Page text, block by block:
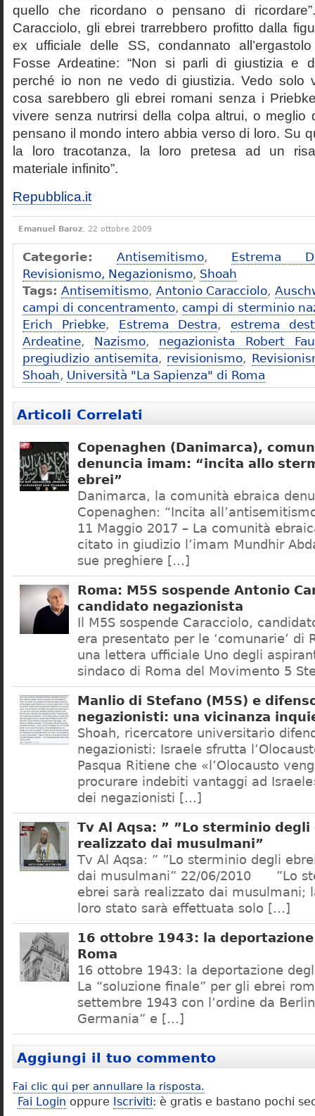
quello che ricordano o pensano di
Caracciolo, gli ebrei trarrebbero profitto dalla
ex ufficiale delle SS, condannato
Fosse Ardeatine: “Non si parli di giustizia e
perché io non ne vedo di giustizia. Vedo solo
cosa sarebbero gli ebrei romani senza i
vivere senza nutrirsi della colpa altrui, o meglio
pensano il mondo intero abbia verso di loro. Su
la loro tracotanza, la loro pretesa ad un
materiale infinito”.
Repubblica.it
Emanuel Baroz, 22 ottobre 2009
Categorie: Antisemitismo, Estrema
Revisionismo, Negazionismo, Shoah
Tags: Antisemitismo, Antonio Caracciolo,
campi di concentramento, campi di sterminio
Erich Priebke, Estrema Destra, estrema
Ardeatine, Nazismo, negazionista Robert
pregiudizio antisemita, revisionismo,
Shoah, Università "La Sapienza" di Roma
Articoli Correlati
Copenaghen (Danimarca),
denuncia imam: “incita allo
ebrei”
Danimarca, la comunità ebraica
Copenaghen: “Incita
11 Maggio 2017 – La comunità
citato in giudizio l’imam Mundhir
sue preghiere […]
Roma: M5S sospende Antonio
candidato negazionista
Il M5S sospende Caracciolo,
era presentato per le ‘comunarie’ di
una lettera ufficiale Uno degli
sindaco di Roma del Movimento 5
Manlio di Stefano (M5S) e
negazionisti: una vicinanza
Shoah, ricercatore universitario
negazionisti: Israele sfrutta
Pasqua Ritiene che «l’Olocausto
procurare indebiti vantaggi ad
dei negazionisti […]
Tv Al Aqsa: ” ”Lo sterminio degli
realizzato dai musulmani”
Tv Al Aqsa: ” ”Lo sterminio degli
dai musulmani” 22/06/2010 ”Lo
ebrei sarà realizzato dai musulmani;
loro stato sarà effettuata solo […]
16 ottobre 1943: la
Roma
16 ottobre 1943: la deportazione
La “soluzione finale” per gli ebrei
settembre 1943 con l’ordine da
Germania” e […]
Aggiungi il tuo commento
Fai clic qui per annullare la risposta.
Fai Login oppure Iscriviti: è gratis e bastano pochi